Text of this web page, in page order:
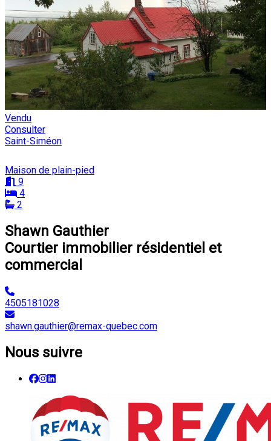
Vendu
Consulter
Saint-Siméon
Maison de plain-pied
9
4
2
Shawn Gauthier
Courtier immobilier résidentiel et
commercial
4505181028
shawn.gauthier@remax-quebec.com
Nous suivre